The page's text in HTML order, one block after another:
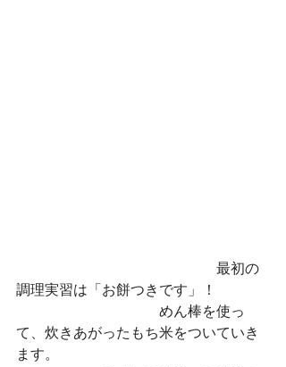
最初の
調理実習は「お餅つきです」！
めん棒を使っ
て、炊きあがったもち米をついていき
ます。